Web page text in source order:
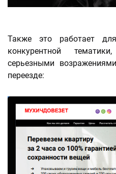
Также это работает
конкурентной
серьезными
переезде: